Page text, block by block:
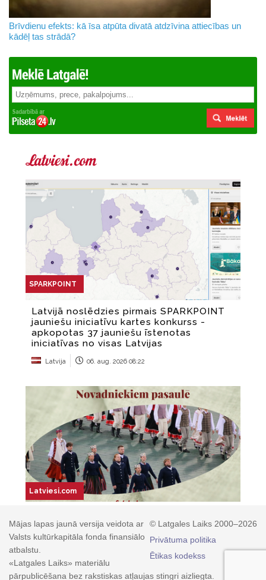
Brīvdienu efekts: kā īsa atpūta divatā atdzīvina attiecības un
kādēļ tas strādā?
© Latgales Laiks 2000–2026
Privātuma politika
Ētikas kodekss
Mājas lapas jaunā versija veidota ar
Valsts kultūrkapitāla fonda finansiālo
atbalstu.
«Latgales Laiks» materiālu
pārpublicēšana bez rakstiskas atļaujas stingri aizliegta.